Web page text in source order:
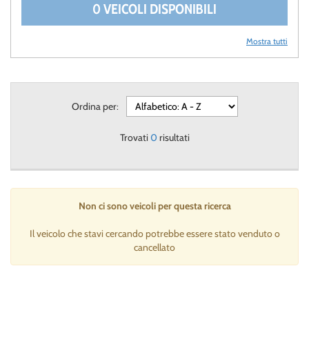
0 VEICOLI DISPONIBILI
Mostra tutti
Ordina per:
Trovati 0 risultati
Non ci sono veicoli per questa ricerca
Il veicolo che stavi cercando potrebbe essere stato venduto o
cancellato